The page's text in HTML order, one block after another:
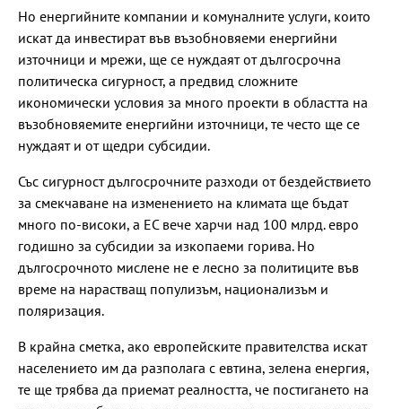
Но енергийните компании и комуналните услуги, които
искат да инвестират във възобновяеми енергийни
източници и мрежи, ще се нуждаят от дългосрочна
политическа сигурност, а предвид сложните
икономически условия за много проекти в областта на
възобновяемите енергийни източници, те често ще се
нуждаят и от щедри субсидии.
Със сигурност дългосрочните разходи от бездействието
за смекчаване на изменението на климата ще бъдат
много по-високи, а ЕС вече харчи над 100 млрд. евро
годишно за субсидии за изкопаеми горива. Но
дългосрочното мислене не е лесно за политиците във
време на нарастващ популизъм, национализъм и
поляризация.
В крайна сметка, ако европейските правителства искат
населението им да разполага с евтина, зелена енергия,
те ще трябва да приемат реалността, че постигането на